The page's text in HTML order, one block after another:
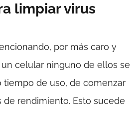
limpiar virus
por más caro y
celular ninguno de ellos se
tiempo de uso, de comenzar
rendimiento. Esto sucede